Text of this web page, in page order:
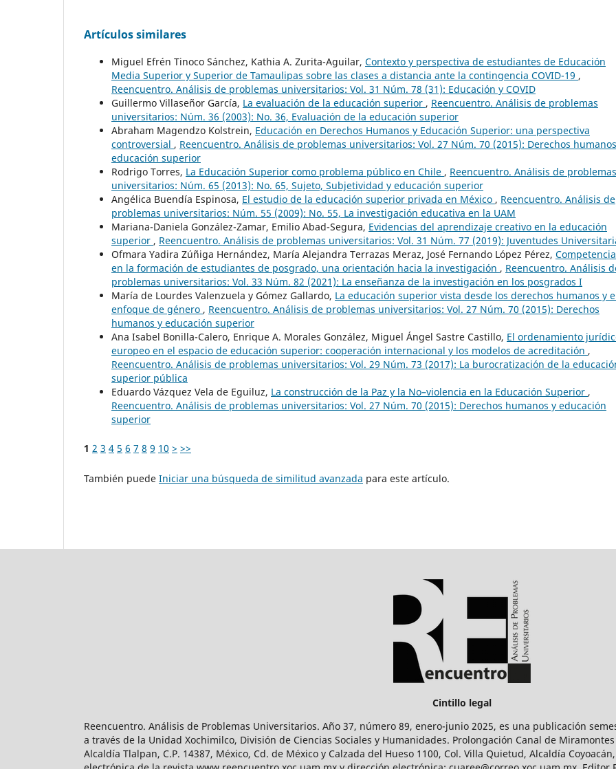
Artículos similares
Miguel Efrén Tinoco Sánchez, Kathia A. Zurita-Aguilar, Contexto y perspectiva de estudiantes de Educación
Media Superior y Superior de Tamaulipas sobre las clases a distancia ante la contingencia COVID-19 ,
Reencuentro. Análisis de problemas universitarios: Vol. 31 Núm. 78 (31): Educación y COVID
Guillermo Villaseñor García, La evaluación de la educación superior , Reencuentro. Análisis de problemas
universitarios: Núm. 36 (2003): No. 36, Evaluación de la educación superior
Abraham Magendzo Kolstrein, Educación en Derechos Humanos y Educación Superior: una perspectiva
controversial , Reencuentro. Análisis de problemas universitarios: Vol. 27 Núm. 70 (2015): Derechos
educación superior
Rodrigo Torres, La Educación Superior como problema público en Chile , Reencuentro. Análisis de problemas
universitarios: Núm. 65 (2013): No. 65, Sujeto, Subjetividad y educación superior
Angélica Buendía Espinosa, El estudio de la educación superior privada en México , Reencuentro. Análisis de
problemas universitarios: Núm. 55 (2009): No. 55, La investigación educativa en la UAM
Mariana-Daniela González-Zamar, Emilio Abad-Segura, Evidencias del aprendizaje creativo en la educación
superior , Reencuentro. Análisis de problemas universitarios: Vol. 31 Núm. 77 (2019): Juventudes
Ofmara Yadira Zúñiga Hernández, María Alejandra Terrazas Meraz, José Fernando López Pérez,
en la formación de estudiantes de posgrado, una orientación hacia la investigación , Reencuentro. Análisis
problemas universitarios: Vol. 33 Núm. 82 (2021): La enseñanza de la investigación en los posgrados I
María de Lourdes Valenzuela y Gómez Gallardo, La educación superior vista desde los derechos humanos y
enfoque de género , Reencuentro. Análisis de problemas universitarios: Vol. 27 Núm. 70 (2015): Derechos
humanos y educación superior
Ana Isabel Bonilla-Calero, Enrique A. Morales González, Miguel Ángel Sastre Castillo, El ordenamiento
europeo en el espacio de educación superior: cooperación internacional y los modelos de acreditación ,
Reencuentro. Análisis de problemas universitarios: Vol. 29 Núm. 73 (2017): La burocratización de la
superior pública
Eduardo Vázquez Vela de Eguiluz, La construcción de la Paz y la No–violencia en la Educación Superior ,
Reencuentro. Análisis de problemas universitarios: Vol. 27 Núm. 70 (2015): Derechos humanos y educación
superior
1 2 3 4 5 6 7 8 9 10 > >>
También puede Iniciar una búsqueda de similitud avanzada para este artículo.
Cintillo legal
Reencuentro. Análisis de Problemas Universitarios. Año 37, número 89, enero-junio 2025, es una publicación
a través de la Unidad Xochimilco, División de Ciencias Sociales y Humanidades. Prolongación Canal de Miramontes
Alcaldía Tlalpan, C.P. 14387, México, Cd. de México y Calzada del Hueso 1100, Col. Villa Quietud, Alcaldía